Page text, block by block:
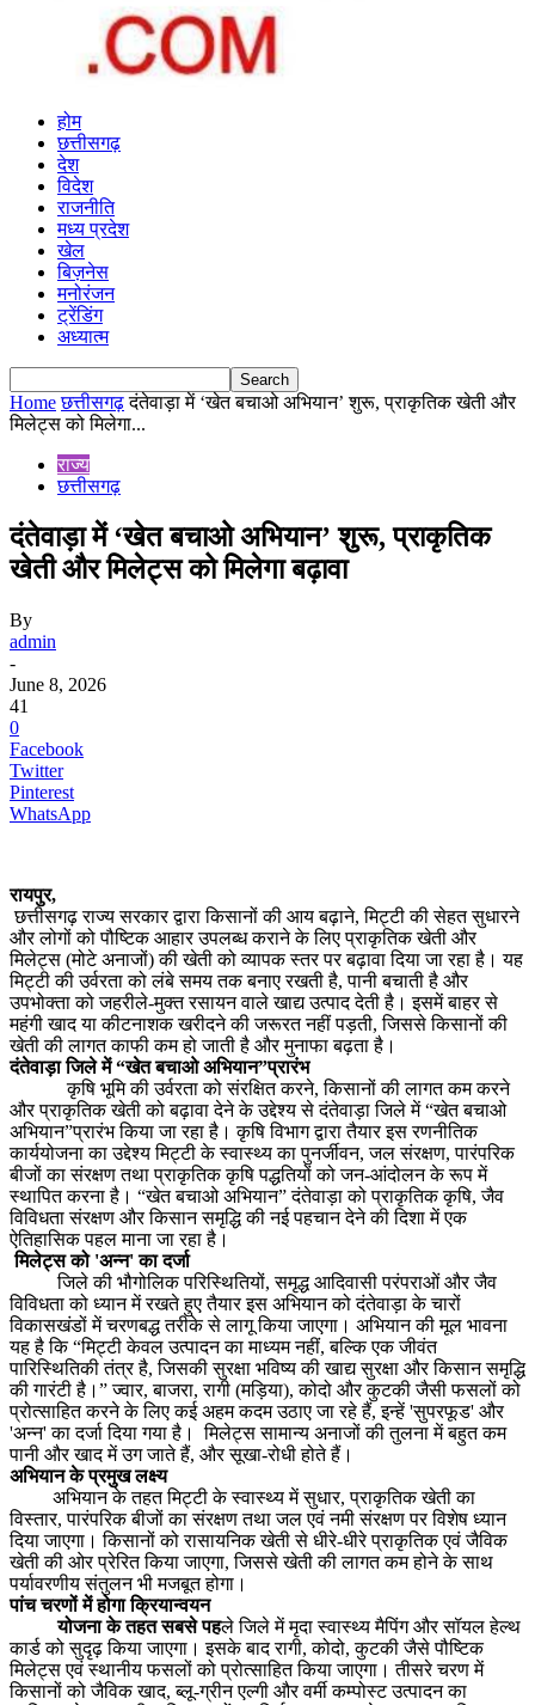
होम
छत्तीसगढ़
देश
विदेश
राजनीति
मध्य प्रदेश
खेल
बिज़नेस
मनोरंजन
ट्रेंडिंग
अध्यात्म
Home छत्तीसगढ़ दंतेवाड़ा में ‘खेत बचाओ अभियान’ शुरू, प्राकृतिक खेती और
मिलेट्स को मिलेगा...
राज्य
छत्तीसगढ़
दंतेवाड़ा में ‘खेत बचाओ अभियान’ शुरू, प्राकृतिक
खेती और मिलेट्स को मिलेगा बढ़ावा
By
admin
-
June 8, 2026
41
0
Facebook
Twitter
Pinterest
WhatsApp
रायपुर,
छत्तीसगढ़ राज्य सरकार द्वारा किसानों की आय बढ़ाने, मिट्टी की सेहत सुधारने
और लोगों को पौष्टिक आहार उपलब्ध कराने के लिए प्राकृतिक खेती और
मिलेट्स (मोटे अनाजों) की खेती को व्यापक स्तर पर बढ़ावा दिया जा रहा है। यह
मिट्टी की उर्वरता को लंबे समय तक बनाए रखती है, पानी बचाती है और
उपभोक्ता को जहरीले-मुक्त रसायन वाले खाद्य उत्पाद देती है। इसमें बाहर से
महंगी खाद या कीटनाशक खरीदने की जरूरत नहीं पड़ती, जिससे किसानों की
खेती की लागत काफी कम हो जाती है और मुनाफा बढ़ता है।
दंतेवाड़ा जिले में “खेत बचाओ अभियान”प्रारंभ
कृषि भूमि की उर्वरता को संरक्षित करने, किसानों की लागत कम करने
और प्राकृतिक खेती को बढ़ावा देने के उद्देश्य से दंतेवाड़ा जिले में “खेत बचाओ
अभियान”प्रारंभ किया जा रहा है। कृषि विभाग द्वारा तैयार इस रणनीतिक
कार्ययोजना का उद्देश्य मिट्टी के स्वास्थ्य का पुनर्जीवन, जल संरक्षण, पारंपरिक
बीजों का संरक्षण तथा प्राकृतिक कृषि पद्धतियों को जन-आंदोलन के रूप में
स्थापित करना है। “खेत बचाओ अभियान” दंतेवाड़ा को प्राकृतिक कृषि, जैव
विविधता संरक्षण और किसान समृद्धि की नई पहचान देने की दिशा में एक
ऐतिहासिक पहल माना जा रहा है।
मिलेट्स को 'अन्न' का दर्जा
जिले की भौगोलिक परिस्थितियों, समृद्ध आदिवासी परंपराओं और जैव
विविधता को ध्यान में रखते हुए तैयार इस अभियान को दंतेवाड़ा के चारों
विकासखंडों में चरणबद्ध तरीके से लागू किया जाएगा। अभियान की मूल भावना
यह है कि “मिट्टी केवल उत्पादन का माध्यम नहीं, बल्कि एक जीवंत
पारिस्थितिकी तंत्र है, जिसकी सुरक्षा भविष्य की खाद्य सुरक्षा और किसान समृद्धि
की गारंटी है।” ज्वार, बाजरा, रागी (मड़िया), कोदो और कुटकी जैसी फसलों को
प्रोत्साहित करने के लिए कई अहम कदम उठाए जा रहे हैं, इन्हें 'सुपरफूड' और
'अन्न' का दर्जा दिया गया है। मिलेट्स सामान्य अनाजों की तुलना में बहुत कम
पानी और खाद में उग जाते हैं, और सूखा-रोधी होते हैं।
अभियान के प्रमुख लक्ष्य
अभियान के तहत मिट्टी के स्वास्थ्य में सुधार, प्राकृतिक खेती का
विस्तार, पारंपरिक बीजों का संरक्षण तथा जल एवं नमी संरक्षण पर विशेष ध्यान
दिया जाएगा। किसानों को रासायनिक खेती से धीरे-धीरे प्राकृतिक एवं जैविक
खेती की ओर प्रेरित किया जाएगा, जिससे खेती की लागत कम होने के साथ
पर्यावरणीय संतुलन भी मजबूत होगा।
पांच चरणों में होगा क्रियान्वयन
योजना के तहत सबसे पहले जिले में मृदा स्वास्थ्य मैपिंग और सॉयल हेल्थ
कार्ड को सुदृढ़ किया जाएगा। इसके बाद रागी, कोदो, कुटकी जैसे पौष्टिक
मिलेट्स एवं स्थानीय फसलों को प्रोत्साहित किया जाएगा। तीसरे चरण में
किसानों को जैविक खाद, ब्लू-ग्रीन एल्गी और वर्मी कम्पोस्ट उत्पादन का